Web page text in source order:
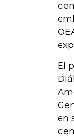
El
en